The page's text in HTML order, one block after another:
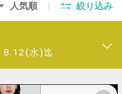
人気順 絞り込み
8.12(水)迄